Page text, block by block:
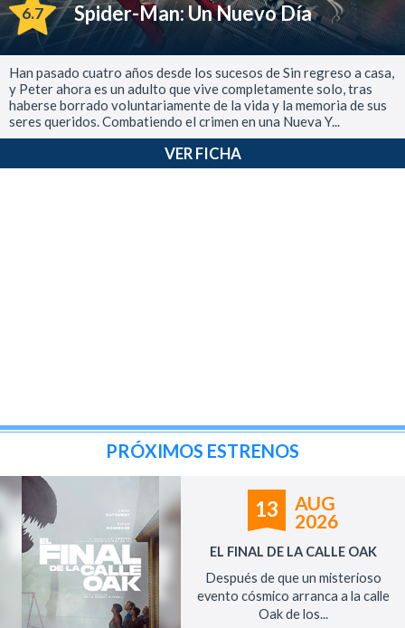
6.7 Spider-Man: Un Nuevo Día
Han pasado cuatro años desde los sucesos de Sin regreso a casa,
y Peter ahora es un adulto que vive completamente solo, tras
haberse borrado voluntariamente de la vida y la memoria de sus
seres queridos. Combatiendo el crimen en una Nueva Y...
VER FICHA
PRÓXIMOS ESTRENOS
13
AUG
2026
EL FINAL DE LA CALLE OAK
Después de que un misterioso
evento cósmico arranca a la calle
Oak de los...